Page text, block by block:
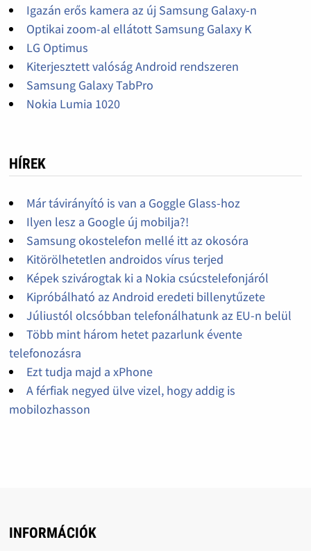
Igazán erős kamera az új Samsung Galaxy-n
Optikai zoom-al ellátott Samsung Galaxy K
LG Optimus
Kiterjesztett valóság Android rendszeren
Samsung Galaxy TabPro
Nokia Lumia 1020
HÍREK
Már távirányító is van a Goggle Glass-hoz
Ilyen lesz a Google új mobilja?!
Samsung okostelefon mellé itt az okosóra
Kitörölhetetlen androidos vírus terjed
Képek szivárogtak ki a Nokia csúcstelefonjáról
Kipróbálható az Android eredeti billenytűzete
Júliustól olcsóbban telefonálhatunk az EU-n belül
Több mint három hetet pazarlunk évente
telefonozásra
Ezt tudja majd a xPhone
A férfiak negyed ülve vizel, hogy addig is
mobilozhasson
INFORMÁCIÓK